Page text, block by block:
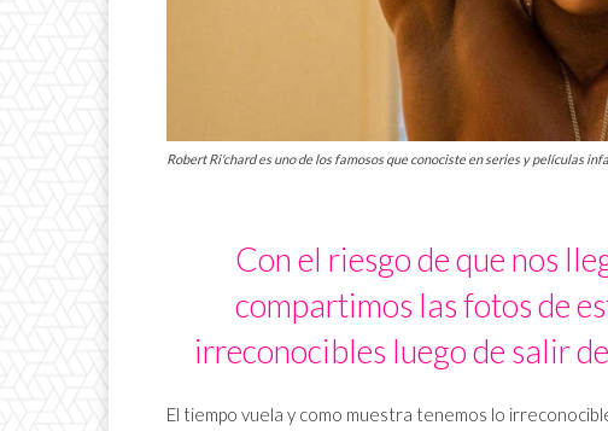
Robert Ri'chard es uno de los famosos que conociste en series y películas
Con el riesgo de que nos
compartimos las fotos de
irreconocibles luego de salir
El tiempo vuela y como muestra tenemos lo